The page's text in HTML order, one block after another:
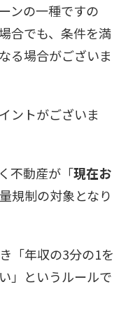
ンの一種ですの
合でも、条件を満
る場合がございま
ントがございま
不動産が「現在お
規制の対象となり
「年収の3分の1を
」というルールで